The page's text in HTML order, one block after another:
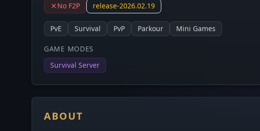
No F2P release-2026.02.19
PvE Survival PvP Parkour Mini Games
GAME MODES
Survival Server
ABOUT